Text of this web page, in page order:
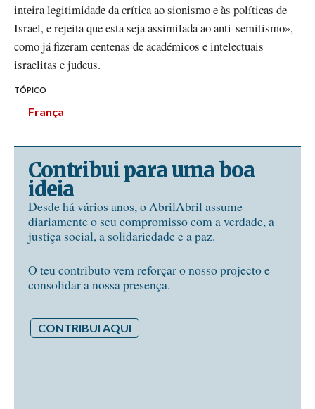
inteira legitimidade da crítica ao sionismo e às políticas de
Israel, e rejeita que esta seja assimilada ao anti-semitismo»,
como já fizeram centenas de académicos e intelectuais
israelitas e judeus.
TÓPICO
França
Contribui para uma boa
ideia
Desde há vários anos, o AbrilAbril assume
diariamente o seu compromisso com a verdade, a
justiça social, a solidariedade e a paz.
O teu contributo vem reforçar o nosso projecto e
consolidar a nossa presença.
CONTRIBUI AQUI